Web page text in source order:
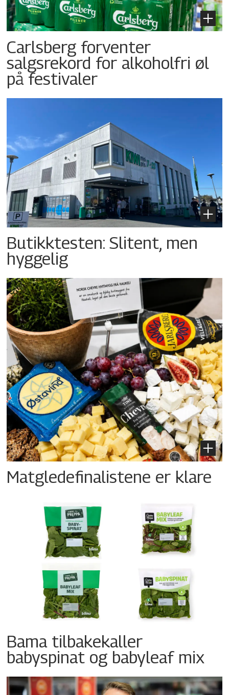
Carlsberg forventer
salgsrekord for alkoholfri øl
på festivaler
Butikktesten: Slitent, men
hyggelig
Matgledefinalistene er klare
Bama tilbakekaller
babyspinat og babyleaf mix